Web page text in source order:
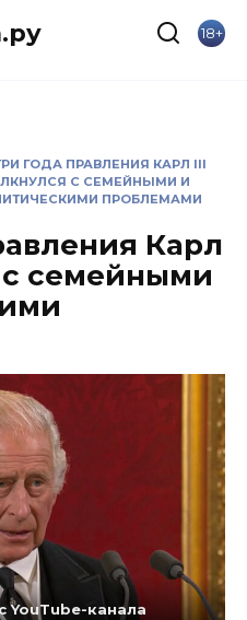
18+
ГОДА ПРАВЛЕНИЯ КАРЛ III
С СЕМЕЙНЫМИ И
ПРОБЛЕМАМИ
Карл
с семейными
YouTube-канала